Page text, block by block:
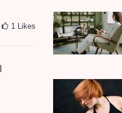
1 Likes